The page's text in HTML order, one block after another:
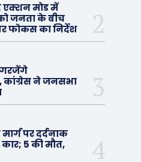
एक्शन मोड में
जनता के बीच
फोकस का निर्देश
कांग्रेस ने जनसभा
पर दर्दनाक
कार; 5 की मौत,